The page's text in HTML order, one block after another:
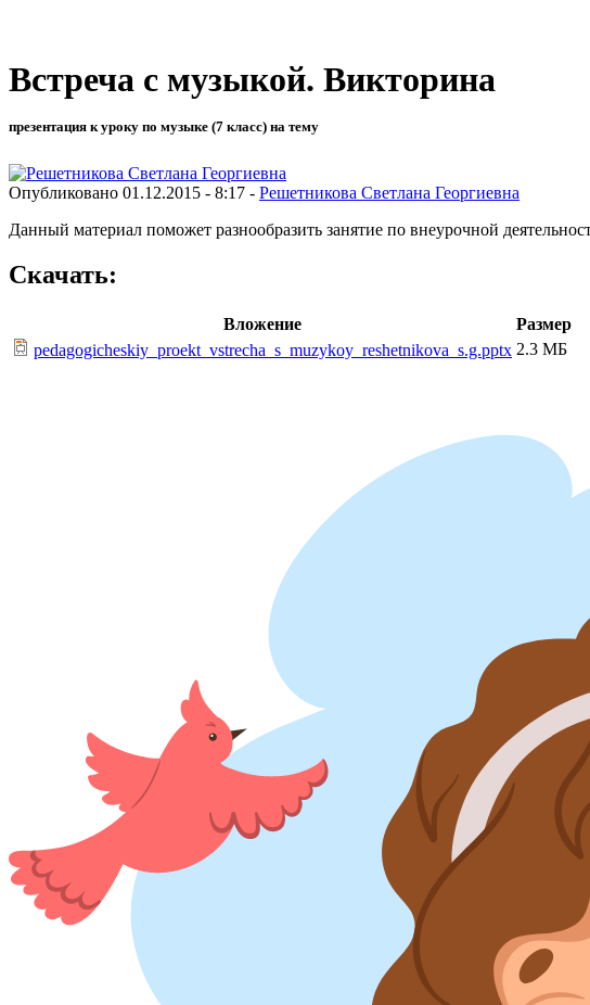
Встреча с музыкой. Викторина
презентация к уроку по музыке (7 класс) на тему
Опубликовано 01.12.2015 - 8:17 - Решетникова Светлана Георгиевна
Данный материал поможет разнообразить занятие по внеурочной
Скачать:
Вложение
Размер
pedagogicheskiy_proekt_vstrecha_s_muzykoy_reshetnikova_s.g.pptx 2.3 МБ